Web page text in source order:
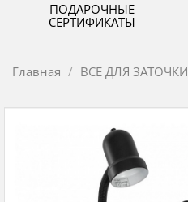
ПОДАРОЧНЫЕ
СЕРТИФИКАТЫ
Главная ВСЕ ДЛЯ ЗАТОЧКИ